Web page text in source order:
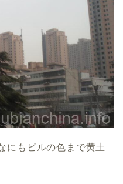
にもビルの色まで黄土